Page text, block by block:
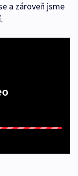
a zároveň jsme